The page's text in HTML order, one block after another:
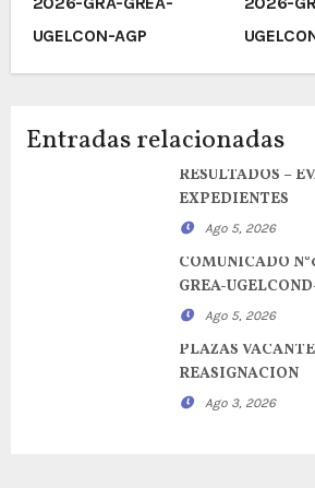
entradas
UGELCON-AGP
Entradas relacionadas
RESULTADOS –
EXPEDIENTES
Ago 5, 2026
COMUNICADO
GREA-
Ago 5, 2026
PLAZAS
REASIGNACION
Ago 3, 2026